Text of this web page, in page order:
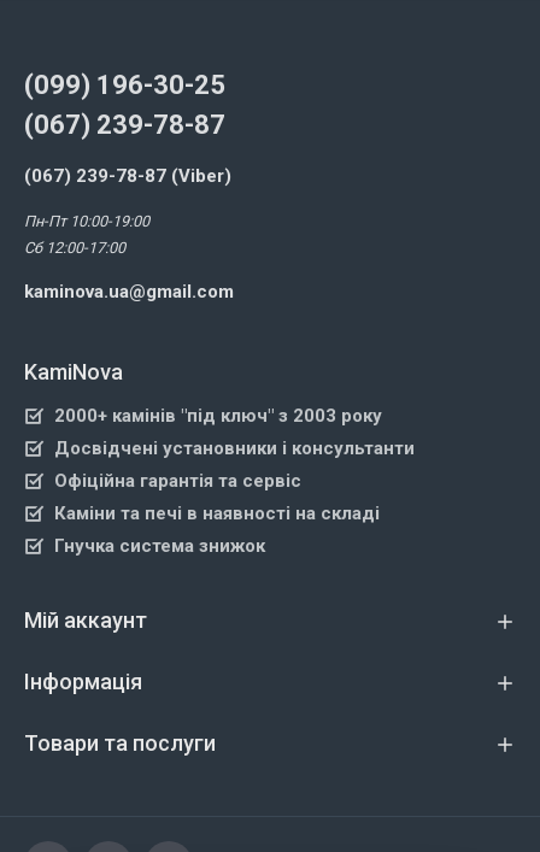
(099) 196-30-25
(067) 239-78-87
(067) 239-78-87 (Viber)
Пн-Пт 10:00-19:00
Сб 12:00-17:00
kaminova.ua@gmail.com
KamiNova
2000+ камінів "під ключ" з 2003 року
Досвідчені установники і консультанти
Офіційна гарантія та сервіс
Каміни та печі в наявності на складі
Гнучка система знижок
Мій аккаунт
Інформація
Товари та послуги